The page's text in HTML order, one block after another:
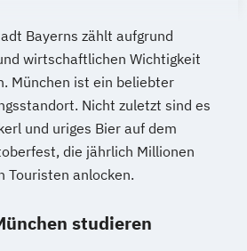
Bayerns zählt aufgrund
wirtschaftlichen Wichtigkeit
München ist ein beliebter
Nicht zuletzt sind es
und uriges Bier auf dem
die jährlich Millionen
Touristen anlocken.
studieren